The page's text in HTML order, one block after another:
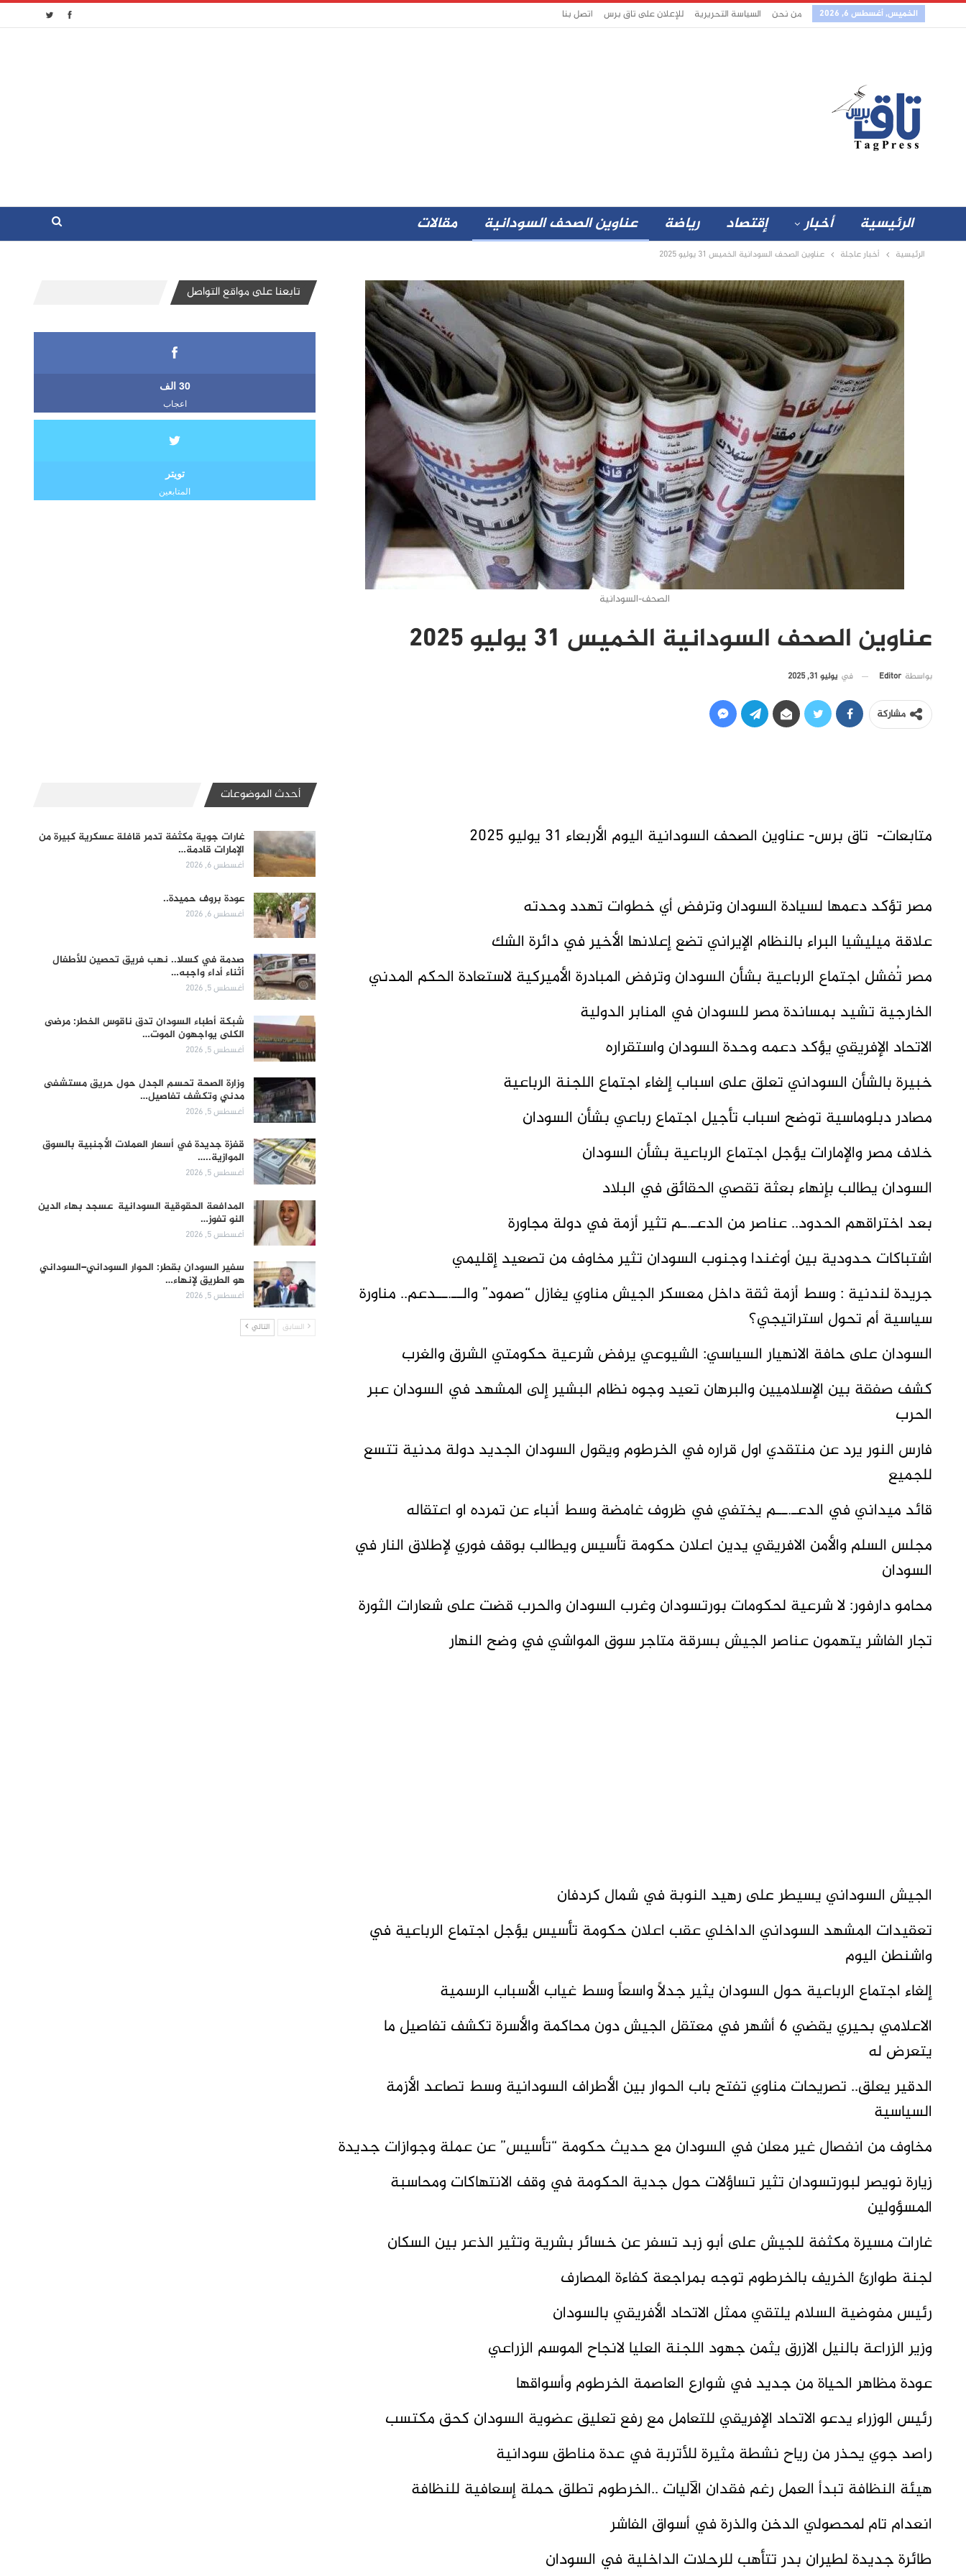
الخميس, أغسطس 6, 2026 من نحن السياسة التحريرية للإعلان على تاق برس اتصل بنا
الرئيسية أخبار إقتصاد رياضة عناوين الصحف السودانية مقالات
الرئيسية أخبار عاجلة عناوين الصحف السودانية الخميس 31 يوليو 2025
الصحف-السودانية
عناوين الصحف السودانية الخميس 31 يوليو 2025
بواسطة Editor في يوليو 31, 2025
مشاركة
متابعات- تاق برس- عناوين الصحف السودانية اليوم الأربعاء 31 يوليو 2025
مصر تؤكد دعمها لسيادة السودان وترفض أي خطوات تهدد وحدته
علاقة ميليشيا البراء بالنظام الإيراني تضع إعلانها الأخير في دائرة الشك
مصر تُفشل اجتماع الرباعية بشأن السودان وترفض المبادرة الأميركية لاستعادة الحكم المدني
الخارجية تشيد بمساندة مصر للسودان في المنابر الدولية
الاتحاد الإفريقي يؤكد دعمه وحدة السودان واستقراره
خبيرة بالشأن السوداني تعلق على اسباب إلغاء اجتماع اللجنة الرباعية
مصادر دبلوماسية توضح اسباب تأجيل اجتماع رباعي بشأن السودان
خلاف مصر والإمارات يؤجل اجتماع الرباعية بشأن السودان
السودان يطالب بإنهاء بعثة تقصي الحقائق في البلاد
بعد اختراقهم الحدود.. عناصر من الدعـ.ـم تثير أزمة في دولة مجاورة
اشتباكات حدودية بين أوغندا وجنوب السودان تثير مخاوف من تصعيد إقليمي
جريدة لندنية : وسط أزمة ثقة داخل معسكر الجيش مناوي يغازل “صمود” والــ.ــدعم.. مناورة
سياسية أم تحول استراتيجي؟
السودان على حافة الانهيار السياسي: الشيوعي يرفض شرعية حكومتي الشرق والغرب
كشف صفقة بين الإسلاميين والبرهان تعيد وجوه نظام البشير إلى المشهد في السودان عبر
الحرب
فارس النور يرد عن منتقدي اول قراره في الخرطوم ويقول السودان الجديد دولة مدنية تتسع
للجميع
قائد ميداني في الدعـ.ــم يختفي في ظروف غامضة وسط أنباء عن تمرده او اعتقاله
مجلس السلم والأمن الافريقي يدين اعلان حكومة تأسيس ويطالب بوقف فوري لإطلاق النار في
السودان
محامو دارفور: لا شرعية لحكومات بورتسودان وغرب السودان والحرب قضت على شعارات الثورة
تجار الفاشر يتهمون عناصر الجيش بسرقة متاجر سوق المواشي في وضح النهار
الجيش السوداني يسيطر على رهيد النوبة في شمال كردفان
تعقيدات المشهد السوداني الداخلي عقب اعلان حكومة تأسيس يؤجل اجتماع الرباعية في
واشنطن اليوم
إلغاء اجتماع الرباعية حول السودان يثير جدلاً واسعاً وسط غياب الأسباب الرسمية
الاعلامي بحيري يقضي 6 أشهر في معتقل الجيش دون محاكمة والأسرة تكشف تفاصيل ما
يتعرض له
الدقير يعلق.. تصريحات مناوي تفتح باب الحوار بين الأطراف السودانية وسط تصاعد الأزمة
السياسية
مخاوف من انفصال غير معلن في السودان مع حديث حكومة “تأسيس” عن عملة وجوازات جديدة
زيارة نويصر لبورتسودان تثير تساؤلات حول جدية الحكومة في وقف الانتهاكات ومحاسبة
المسؤولين
غارات مسيرة مكثفة للجيش على أبو زبد تسفر عن خسائر بشرية وتثير الذعر بين السكان
لجنة طوارئ الخريف بالخرطوم توجه بمراجعة كفاءة المصارف
رئيس مفوضية السلام يلتقي ممثل الاتحاد الأفريقي بالسودان
وزير الزراعة بالنيل الازرق يثمن جهود اللجنة العليا لانجاح الموسم الزراعي
عودة مظاهر الحياة من جديد في شوارع العاصمة الخرطوم وأسواقها
رئيس الوزراء يدعو الاتحاد الإفريقي للتعامل مع رفع تعليق عضوية السودان كحق مكتسب
راصد جوي يحذر من رياح نشطة مثيرة للأتربة في عدة مناطق سودانية
هيئة النظافة تبدأ العمل رغم فقدان الآليات ..الخرطوم تطلق حملة إسعافية للنظافة
انعدام تام لمحصولي الدخن والذرة في أسواق الفاشر
طائرة جديدة لطيران بدر تتأهب للرحلات الداخلية في السودان
تابعنا على مواقع التواصل
30 الف
اعجاب
تويتر
المتابعين
أحدث الموضوعات
غارات جوية مكثفة تدمر قافلة عسكرية كبيرة من
الإمارات قادمة…
أغسطس 6, 2026
عودة بروف حميدة..
أغسطس 6, 2026
صدمة في كسلا.. نهب فريق تحصين للأطفال
أثناء أداء واجبه…
أغسطس 5, 2026
شبكة أطباء السودان تدق ناقوس الخطر: مرضى
الكلى يواجهون الموت…
أغسطس 5, 2026
وزارة الصحة تحسم الجدل حول حريق مستشفى
مدني وتكشف تفاصيل…
أغسطس 5, 2026
قفزة جديدة في أسعار العملات الأجنبية بالسوق
الموازية..…
أغسطس 5, 2026
المدافعة الحقوقية السودانية عسجد بهاء الدين
النو تفوز…
أغسطس 5, 2026
سفير السودان بقطر: الحوار السوداني–السوداني
هو الطريق لإنهاء…
أغسطس 5, 2026
السابق التالي